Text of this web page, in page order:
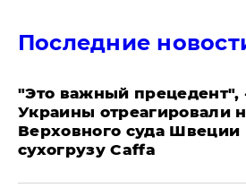
Последние
"Это важный
Украины отреагировали
Верховного суда Швеции
сухогрузу Caffa